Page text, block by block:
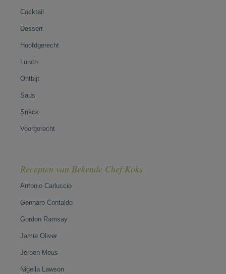
Cocktail
Dessert
Hoofdgerecht
Lunch
Ontbijt
Saus
Snack
Voorgerecht
Recepten van Bekende Chef Koks
Antonio Carluccio
Gennaro Contaldo
Gordon Ramsay
Jamie Oliver
Jeroen Meus
Nigella Lawson